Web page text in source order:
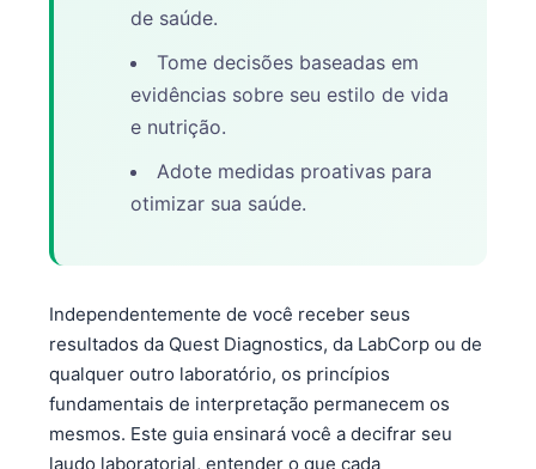
de saúde.
Tome decisões baseadas em
evidências sobre seu estilo de vida
e nutrição.
Adote medidas proativas para
otimizar sua saúde.
Independentemente de você receber seus
resultados da Quest Diagnostics, da LabCorp ou de
qualquer outro laboratório, os princípios
fundamentais de interpretação permanecem os
mesmos. Este guia ensinará você a decifrar seu
laudo laboratorial, entender o que cada